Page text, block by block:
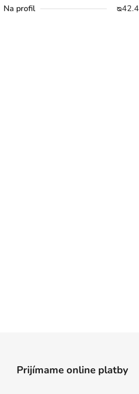
Na profil
ᴓ42.4
Prijímame online platby